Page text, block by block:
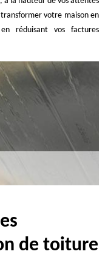
votre maison en
réduisant vos factures
de toiture